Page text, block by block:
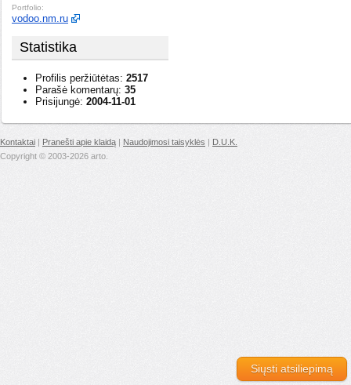
Siųsti atsiliepimą
Portfolio:
vodoo.nm.ru
Statistika
Profilis peržiūtėtas: 2517
Parašė komentarų: 35
Prisijungė: 2004-11-01
Kontaktai | Pranešti apie klaidą | Naudojimosi taisyklės | D.U.K.
Copyright © 2003-2026 arto.